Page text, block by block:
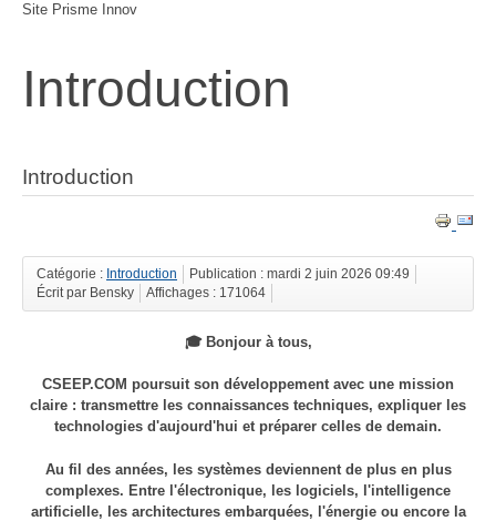
Site Prisme Innov
Introduction
Introduction
Catégorie : Introduction
Publication : mardi 2 juin 2026 09:49
Écrit par Bensky
Affichages : 171064
🎓 Bonjour à tous,
CSEEP.COM poursuit son développement avec une mission
claire : transmettre les connaissances techniques, expliquer les
technologies d'aujourd'hui et préparer celles de demain.
Au fil des années, les systèmes deviennent de plus en plus
complexes. Entre l'électronique, les logiciels, l'intelligence
artificielle, les architectures embarquées, l'énergie ou encore la